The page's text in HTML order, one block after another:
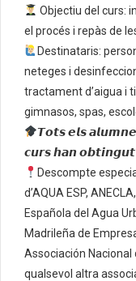
Objectiu del curs:
el procés i repàs de
Destinataris:
neteges i
tractament d’aigua i
gimnasos, spas,
𝙏𝙤𝙩𝙨 𝙚𝙡𝙨
𝙘𝙪𝙧𝙨 𝙝𝙖𝙣 𝙤𝙗𝙩𝙞𝙣𝙜𝙪𝙩
Descompte
d’AQUA ESP,
Española del Agua
Madrileña de
Associación Nacional
qualsevol altra